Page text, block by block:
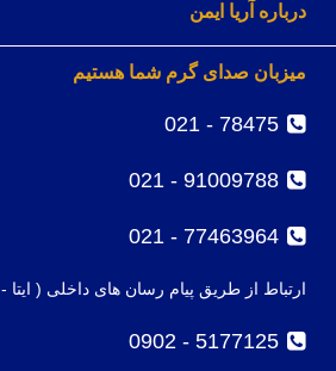
درباره آریا ایمن
میزبان صدای گرم شما هستیم
78475 - 021
91009788 - 021
77463964 - 021
ارتباط از طریق پیام رسان های داخلی ( ایتا -
5177125 - 0902